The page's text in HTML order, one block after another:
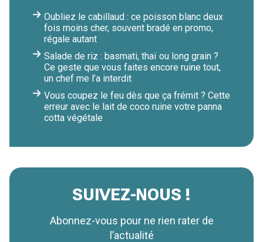
Oubliez le cabillaud : ce poisson blanc deux
fois moins cher, souvent bradé en promo,
régale autant
Salade de riz : basmati, thaï ou long grain ?
Ce geste que vous faites encore ruine tout,
un chef me l’a interdit
Vous coupez le feu dès que ça frémit ? Cette
erreur avec le lait de coco ruine votre panna
cotta végétale
SUIVEZ-NOUS !
Abonnez-vous pour ne rien rater de
l’actualité